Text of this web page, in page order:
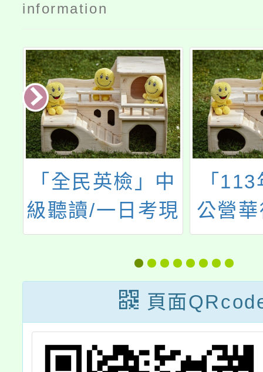
information
「113年度公辦
公營華德福學校
的蛻變與展望研
討會」，
國立
理「
活本
系
頁面